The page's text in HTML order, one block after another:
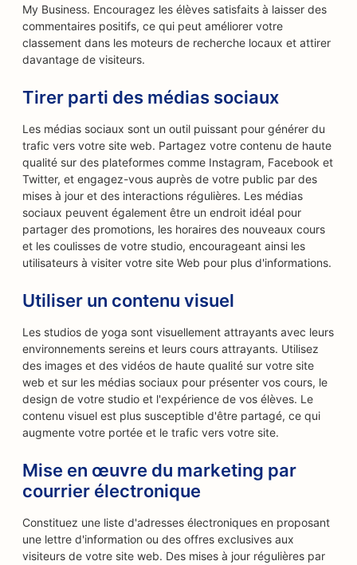
My Business. Encouragez les élèves satisfaits à laisser des
commentaires positifs, ce qui peut améliorer votre
classement dans les moteurs de recherche locaux et attirer
davantage de visiteurs.
Tirer parti des médias sociaux
Les médias sociaux sont un outil puissant pour générer du
trafic vers votre site web. Partagez votre contenu de haute
qualité sur des plateformes comme Instagram, Facebook et
Twitter, et engagez-vous auprès de votre public par des
mises à jour et des interactions régulières. Les médias
sociaux peuvent également être un endroit idéal pour
partager des promotions, les horaires des nouveaux cours
et les coulisses de votre studio, encourageant ainsi les
utilisateurs à visiter votre site Web pour plus d'informations.
Utiliser un contenu visuel
Les studios de yoga sont visuellement attrayants avec leurs
environnements sereins et leurs cours attrayants. Utilisez
des images et des vidéos de haute qualité sur votre site
web et sur les médias sociaux pour présenter vos cours, le
design de votre studio et l'expérience de vos élèves. Le
contenu visuel est plus susceptible d'être partagé, ce qui
augmente votre portée et le trafic vers votre site.
Mise en œuvre du marketing par
courrier électronique
Constituez une liste d'adresses électroniques en proposant
une lettre d'information ou des offres exclusives aux
visiteurs de votre site web. Des mises à jour régulières par